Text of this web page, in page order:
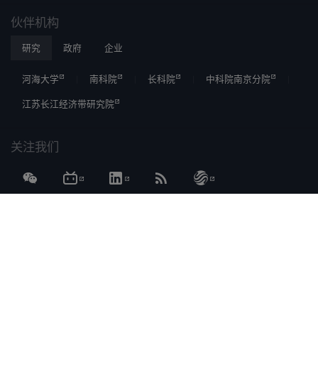
伙伴机构
研究 政府 企业
河海大学 南科院 长科院 中科院南京分院
江苏长江经济带研究院
关注我们